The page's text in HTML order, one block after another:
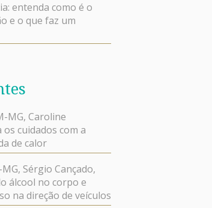
entenda como é o
e o que faz um
MG, Caroline
cuidados com a
de calor
Sérgio Cançado,
álcool no corpo e
na direção de veículos